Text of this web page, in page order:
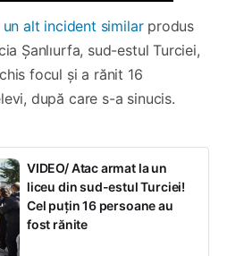
un alt incident similarprodus
Șanlıurfa, sud-estul Turciei,
focul și a rănit 16
după care s-a sinucis.
VIDEO/ Atac armat la un
liceu din sud-estul Turciei!
Cel puțin 16 persoane au
fost rănite